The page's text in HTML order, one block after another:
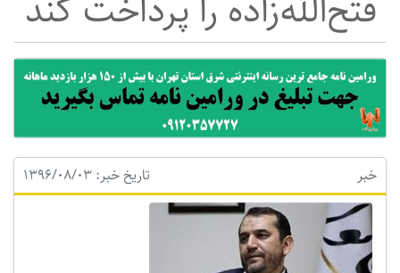
خبر تاریخ خبر: 1396/08/03